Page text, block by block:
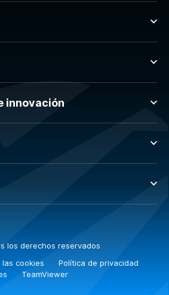
innovación
los derechos reservados
cookies
Política de privacidad
TeamViewer